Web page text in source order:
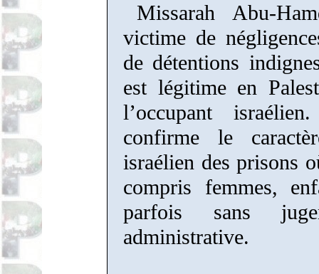
Missarah Abu-
victime de
de détentions
est légitime en
l’occupant
confirme le
israélien des prisons
compris femmes,
parfois sans
administrative.